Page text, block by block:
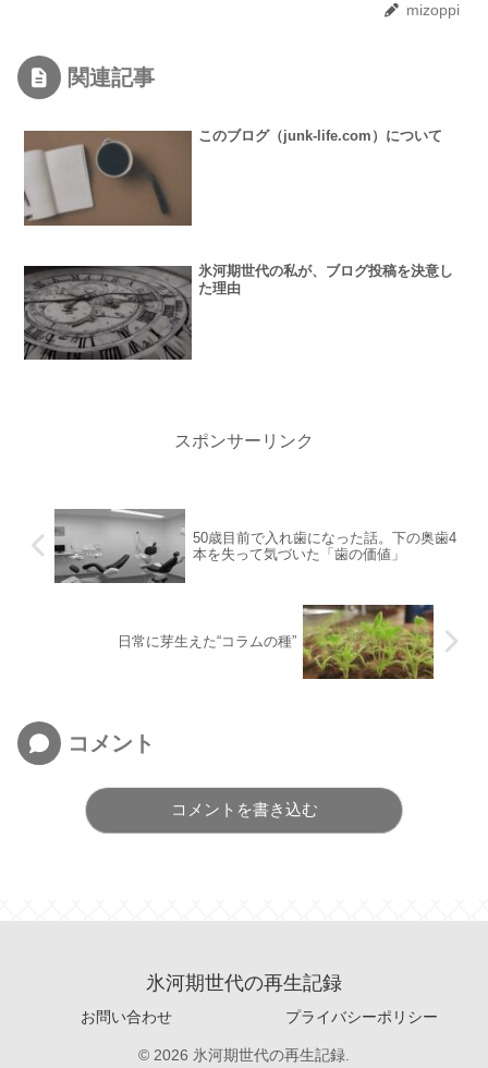
mizoppi
関連記事
このブログ（junk-life.com）について
氷河期世代の私が、ブログ投稿を決意し
た理由
スポンサーリンク
50歳目前で入れ歯になった話。下の奥歯4
本を失って気づいた「歯の価値」
日常に芽生えた“コラムの種”
コメント
コメントを書き込む
氷河期世代の再生記録
お問い合わせ プライバシーポリシー
© 2026 氷河期世代の再生記録.